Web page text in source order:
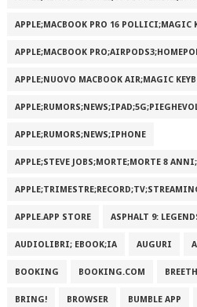
APPLE;MACBOOK PRO 16 POLLICI;MAGIC
APPLE;MACBOOK
APPLE;NUOVO MACBOOK AIR;MAGIC
APPLE;RUMORS;NEWS;IPHONE
APPLE;STEVE JOBS;MORTE;MORTE 8
APPLE.APP STORE ASPHALT 9:
AUDIOLIBRI; EBOOK;IA AUGURI
BOOKING BOOKING.COM
BRING! BROWSER BUMBLE APP